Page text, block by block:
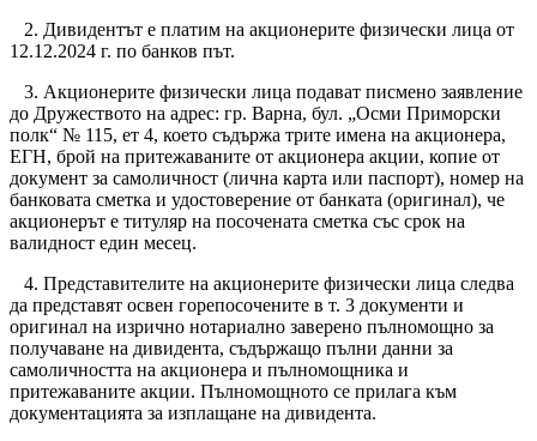
2. Дивидентът е платим на акционерите физически лица от
12.12.2024 г. по банков път.
3. Акционерите физически лица подават писмено заявление
до Дружеството на адрес: гр. Варна, бул. „Осми Приморски
полк“ № 115, ет 4, което съдържа трите имена на акционера,
ЕГН, брой на притежаваните от акционера акции, копие от
документ за самоличност (лична карта или паспорт), номер на
банковата сметка и удостоверение от банката (оригинал), че
акционерът е титуляр на посочената сметка със срок на
валидност един месец.
4. Представителите на акционерите физически лица следва
да представят освен горепосочените в т. 3 документи и
оригинал на изрично нотариално заверено пълномощно за
получаване на дивидента, съдържащо пълни данни за
самоличността на акционера и пълномощника и
притежаваните акции. Пълномощното се прилага към
документацията за изплащане на дивидента.